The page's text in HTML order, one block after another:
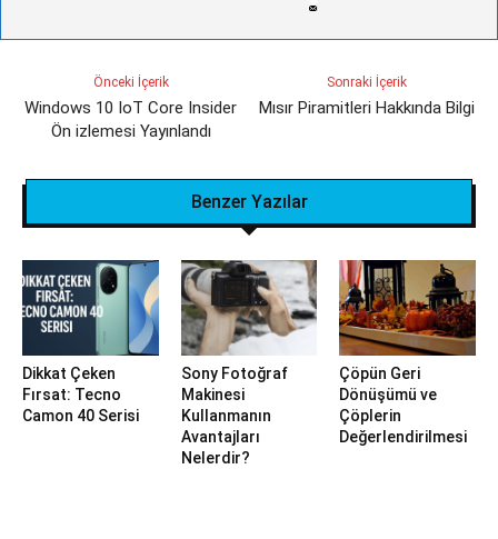
Önceki İçerik
Windows 10 IoT Core Insider
Ön izlemesi Yayınlandı
Sonraki İçerik
Mısır Piramitleri Hakkında Bilgi
Benzer Yazılar
Dikkat Çeken
Fırsat: Tecno
Camon 40 Serisi
Sony Fotoğraf
Makinesi
Kullanmanın
Avantajları
Nelerdir?
Çöpün Geri
Dönüşümü ve
Çöplerin
Değerlendirilmesi